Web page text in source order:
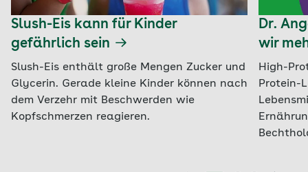
Slush-Eis kann für Kinder
gefährlich sein
Slush-Eis enthält große Mengen Zucker und
Glycerin. Gerade kleine Kinder können nach
dem Verzehr mit Beschwerden wie
Kopfschmerzen reagieren.
Dr.
wir
High-
Protein-